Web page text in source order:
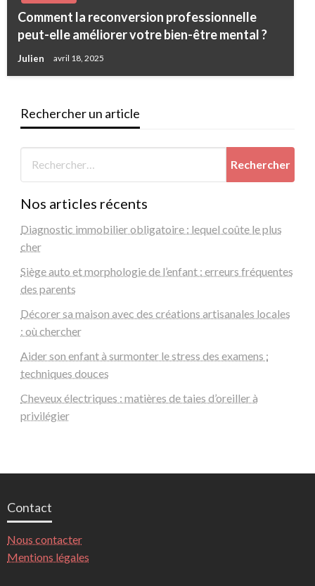
Comment la reconversion professionnelle
peut-elle améliorer votre bien-être mental ?
Julien avril 18, 2025
Rechercher un article
Nos articles récents
Diagnostic immobilier obligatoire : lequel coûte le plus
cher
Siège auto et morphologie de l’enfant : erreurs fréquentes
des parents
Décorer sa maison avec des créations artisanales locales
: où chercher
Aider son enfant à surmonter le stress des examens :
techniques douces
Cheveux électriques : matières de taies d’oreiller à
privilégier
Contact
Nous contacter
Mentions légales